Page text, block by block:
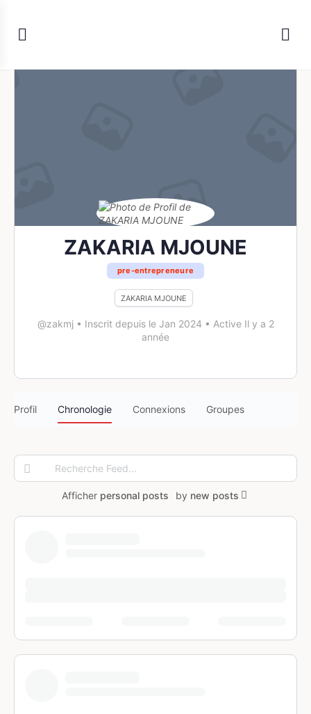
ZAKARIA MJOUNE
pre-entrepreneure
ZAKARIA MJOUNE
@zakmj • Inscrit depuis le Jan 2024 • Active Il y a 2
année
Profil Chronologie Connexions Groupes
Recherche
Feed…
Afficher personal posts by new posts